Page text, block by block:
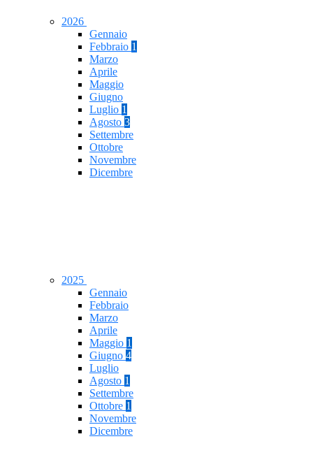
2026
Gennaio
Febbraio 1
Marzo
Aprile
Maggio
Giugno
Luglio 1
Agosto 3
Settembre
Ottobre
Novembre
Dicembre
2025
Gennaio
Febbraio
Marzo
Aprile
Maggio 1
Giugno 4
Luglio
Agosto 1
Settembre
Ottobre 1
Novembre
Dicembre